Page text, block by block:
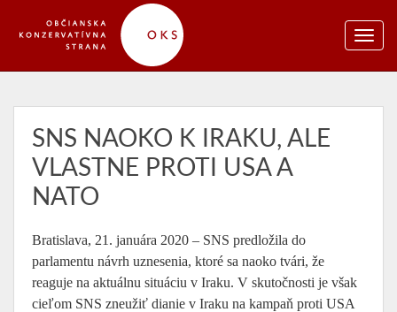
SNS NAOKO K IRAKU, ALE
VLASTNE PROTI USA A
NATO
Bratislava, 21. januára 2020 – SNS predložila do
parlamentu návrh uznesenia, ktoré sa naoko tvári, že
reaguje na aktuálnu situáciu v Iraku. V skutočnosti je však
cieľom SNS zneužiť dianie v Iraku na kampaň proti USA